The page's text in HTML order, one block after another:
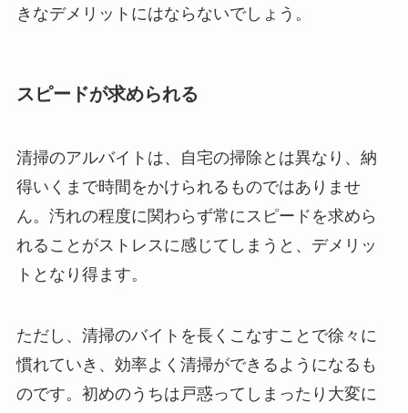
きなデメリットにはならないでしょう。
スピードが求められる
清掃のアルバイトは、自宅の掃除とは異なり、納
得いくまで時間をかけられるものではありませ
ん。汚れの程度に関わらず常にスピードを求めら
れることがストレスに感じてしまうと、デメリッ
トとなり得ます。
ただし、清掃のバイトを長くこなすことで徐々に
慣れていき、効率よく清掃ができるようになるも
のです。初めのうちは戸惑ってしまったり大変に